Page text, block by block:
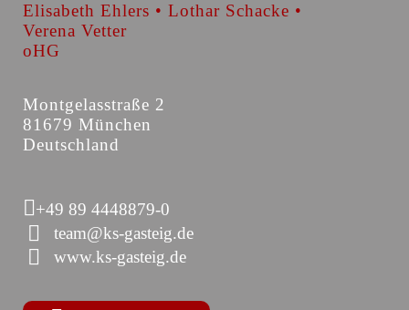
Elisabeth Ehlers • Lothar Schacke •
Verena Vetter
oHG
Montgelasstraße 2
81679 München
Deutschland
+49 89 4448879-0
team@ks-gasteig.de
www.ks-gasteig.de